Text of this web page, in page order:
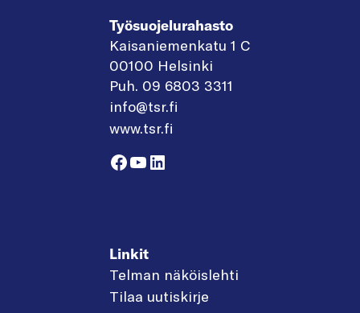
Työsuojelurahasto
Kaisaniemenkatu 1 C
00100 Helsinki
Puh. 09 6803 3311
info@tsr.fi
www.tsr.fi
Facebook
YouTube
LinkedIn
Linkit
Telman näköislehti
Tilaa uutiskirje